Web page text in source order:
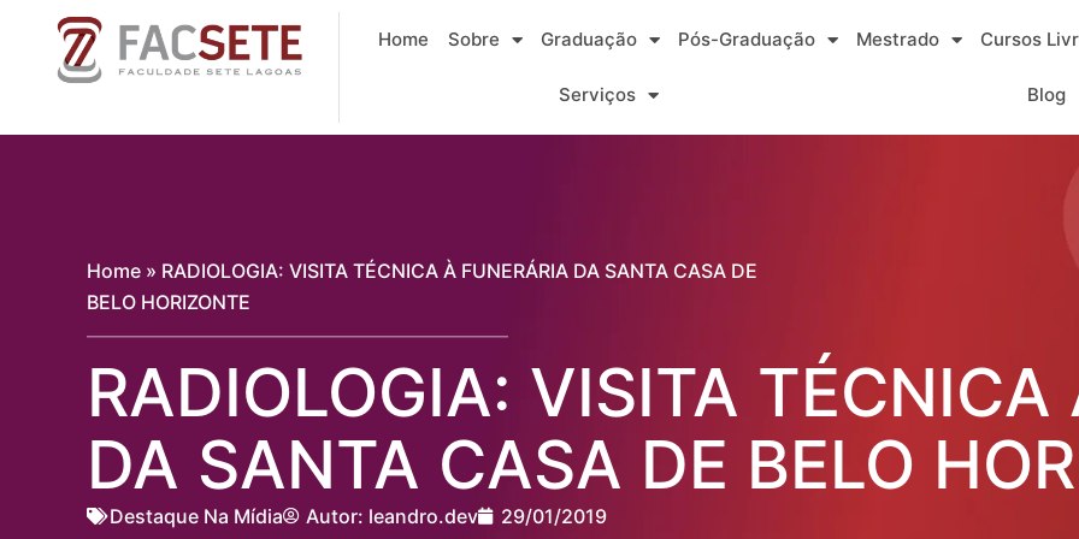
Home Sobre Graduação Pós-Graduação Mestrado Cursos
Serviços Blog
Home » RADIOLOGIA: VISITA TÉCNICA À FUNERÁRIA DA SANTA CASA DE
BELO HORIZONTE
RADIOLOGIA: VISITA TÉCNICA
DA SANTA CASA DE BELO
Destaque Na Mídia Autor: leandro.dev 29/01/2019